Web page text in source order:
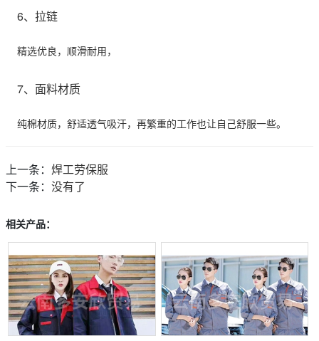
6、拉链
精选优良，顺滑耐用，
7、面料材质
纯棉材质，舒适透气吸汗，再繁重的工作也让自己舒服一些。
上一条： 焊工劳保服
下一条： 没有了
相关产品：